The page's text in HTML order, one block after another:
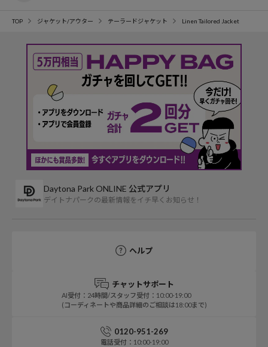
TOP ジャケット/アウター テーラードジャケット Linen Tailored Jacket
Daytona Park ONLINE 公式アプリ
デイトナパークの最新情報をイチ早くお知らせ！
ヘルプ
チャットサポート
AI受付：24時間/スタッフ受付：10:00-19:00
(コーディネートや商品詳細のご相談は18:00まで)
0120-951-269
電話受付：10:00-19:00